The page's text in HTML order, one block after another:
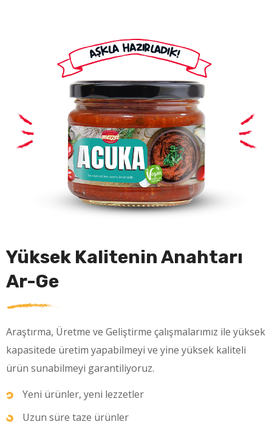
Yüksek Kalitenin Anahtarı
Ar-Ge
Araştırma, Üretme ve Geliştirme çalışmalarımız ile yüksek
kapasitede üretim yapabilmeyi ve yine yüksek kaliteli
ürün sunabilmeyi garantiliyoruz.
Yeni ürünler, yeni lezzetler
Uzun süre taze ürünler